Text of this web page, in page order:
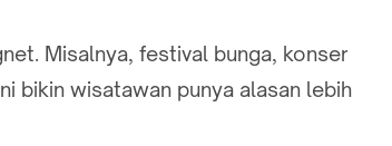
Misalnya, festival bunga, konser
bikin wisatawan punya alasan lebih